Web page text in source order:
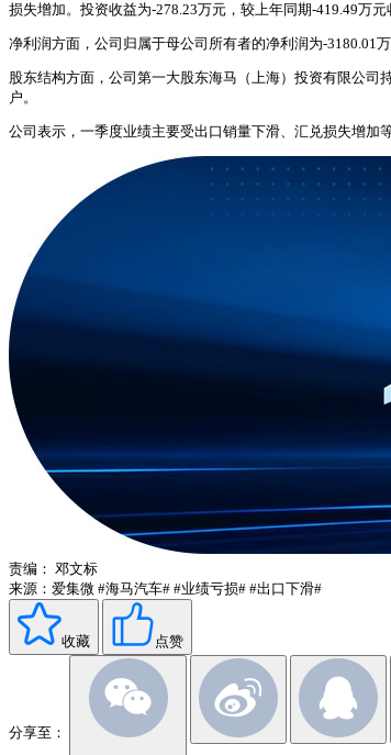
损失增加。投资收益为-278.23万元，较上年同期-419.49万
净利润方面，公司归属于母公司所有者的净利润为-3180.01
股东结构方面，公司第一大股东海马（上海）投资有限公司
户。
公司表示，一季度业绩主要受出口销量下滑、汇兑损失增加
责编： 邓文标
来源：爱集微 #海马汽车# #业绩亏损# #出口下滑#
收藏 点赞
分享至：